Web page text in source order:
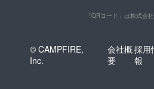
「QRコード」は株式会
© CAMPFIRE,
Inc.
会社概
要
採用
報